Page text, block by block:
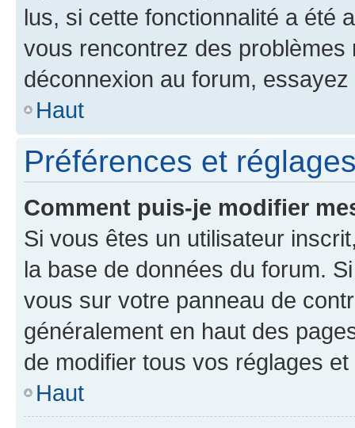
lus, si cette fonctionnalité a été
vous rencontrez des
déconnexion au forum,
Haut
Préférences et
Comment puis-je modifier
Si vous êtes un utilisateur
la base de données du forum.
vous sur votre panneau de
généralement en haut des
de modifier tous vos réglages
Haut